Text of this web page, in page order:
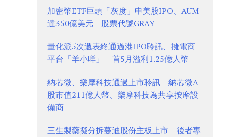
加密幣ETF巨頭「灰度」申美股IPO、AUM
達350億美元 股票代號GRAY
量化派5次遞表終通過港IPO聆訊、擁電商
平台「羊小咩」 首5月溢利1.25億人幣
納芯微、樂摩科技通過上市聆訊 納芯微A
股市值211億人幣、樂摩科技為共享按摩設
備商
三生製藥擬分拆蔓迪股份主板上市 後者專